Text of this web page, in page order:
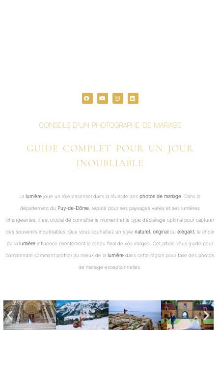
a
c
o
k
o
u
e
n
s
r
a
i
n
n
CONSEILS D’UN PHOTOGRAPHE DE MARIAGE
GUIDE COMPLET POUR UN JOUR
INOUBLIABLE
La lumière joue un rôle essentiel dans la réussite des photos de mariage . Dans le
département du Puy-de-Dôme , réputé pour ses paysages variés et ses lumières
changeantes, il est crucial de connaître le moment et le type d’éclairage optimal pour capturer
des souvenirs inoubliables. Que vous souhaitiez un style naturel original ou élégant , le choix
de la lumière influence directement le rendu final de vos images. Cet article vous guide pour
comprendre comment profiter au mieux de la lumière dans cette région pour faire des photos
de mariage exceptionnelles.